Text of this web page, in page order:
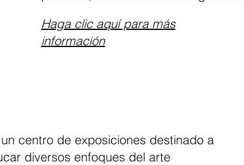
Haga clic aquí para más
información
centro de exposiciones destinado a
diversos enfoques del arte